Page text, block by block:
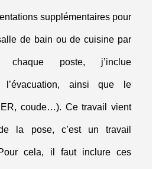
supplémentaires pour
de bain ou de cuisine par
chaque poste, j’inclue
l’évacuation, ainsi que le
coude…). Ce travail vient
la pose, c’est un travail
cela, il faut inclure ces